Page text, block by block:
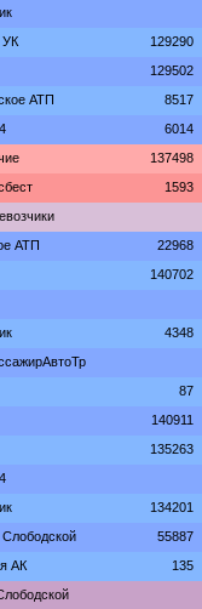
УК 129290
129502
АТП 8517
6014
137498
1593
АТП 22968
140702
4348
87
140911
135263
134201
55887
АК 135